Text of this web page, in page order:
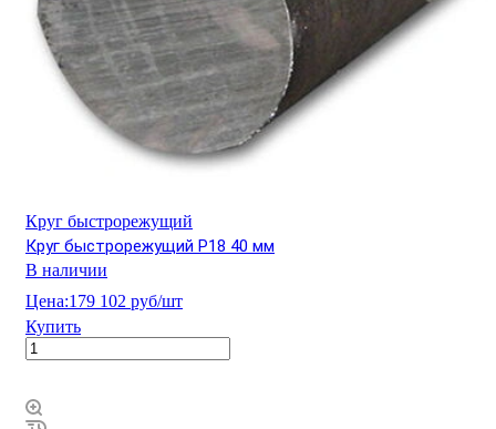
Круг быстрорежущий
Круг быстрорежущий Р18 40 мм
В наличии
Цена:179 102 руб/шт
Купить